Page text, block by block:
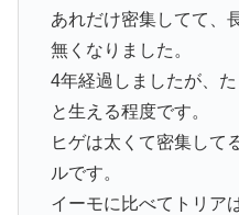
あれだけ密集してて、
無くなりました。
4年経過しましたが、
と生える程度です。
ヒゲは太くて密集して
ルです。
イーモに比べてトリア